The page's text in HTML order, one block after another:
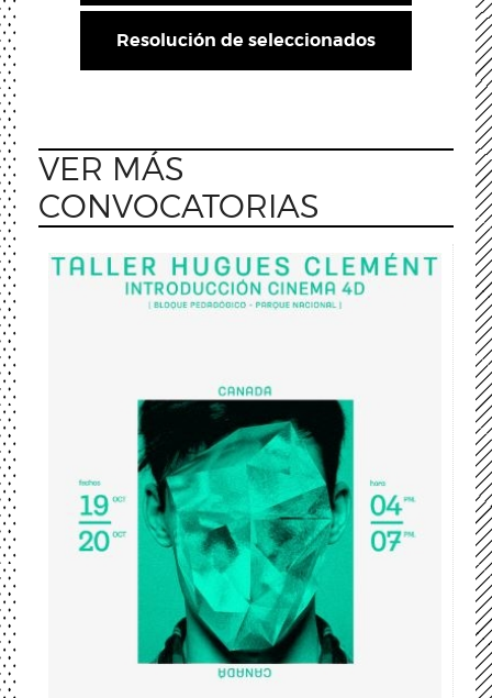
Resolución de seleccionados
VER MÁS
CONVOCATORIAS